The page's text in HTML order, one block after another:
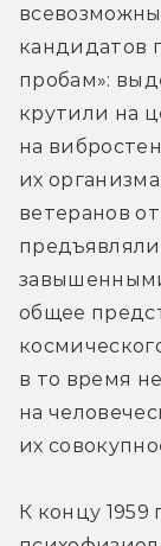
кандидатов
пробам»:
крутили на
на
их
ветеранов
общее
в то время
на
их
К концу